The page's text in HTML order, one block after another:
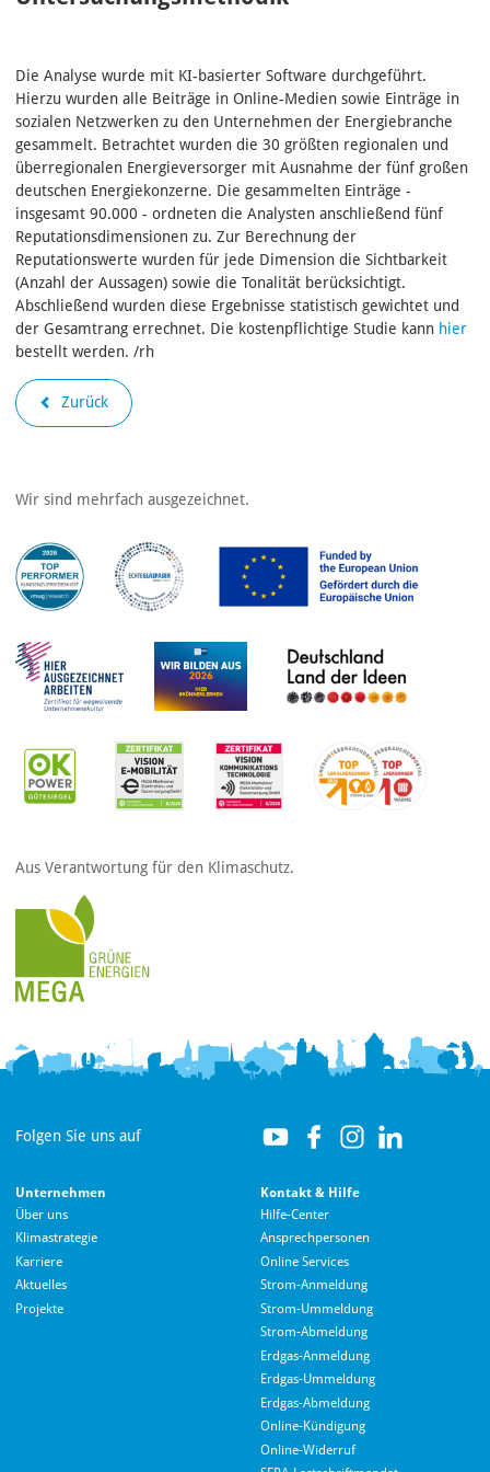
Die Analyse wurde mit KI-basierter Software durchgeführt.
Hierzu wurden alle Beiträge in Online-Medien sowie Einträge in
sozialen Netzwerken zu den Unternehmen der Energiebranche
gesammelt. Betrachtet wurden die 30 größten regionalen und
überregionalen Energieversorger mit Ausnahme der fünf großen
deutschen Energiekonzerne. Die gesammelten Einträge -
insgesamt 90.000 - ordneten die Analysten anschließend fünf
Reputationsdimensionen zu. Zur Berechnung der
Reputationswerte wurden für jede Dimension die Sichtbarkeit
(Anzahl der Aussagen) sowie die Tonalität berücksichtigt.
Abschließend wurden diese Ergebnisse statistisch gewichtet und
der Gesamtrang errechnet. Die kostenpflichtige Studie kann hier
bestellt werden. /rh
Zurück
Wir sind mehrfach ausgezeichnet.
Aus Verantwortung für den Klimaschutz.
Folgen Sie uns auf
Unternehmen
Über uns
Klimastrategie
Karriere
Aktuelles
Projekte
Kontakt & Hilfe
Hilfe-Center
Ansprechpersonen
Online Services
Strom-Anmeldung
Strom-Ummeldung
Strom-Abmeldung
Erdgas-Anmeldung
Erdgas-Ummeldung
Erdgas-Abmeldung
Online-Kündigung
Online-Widerruf